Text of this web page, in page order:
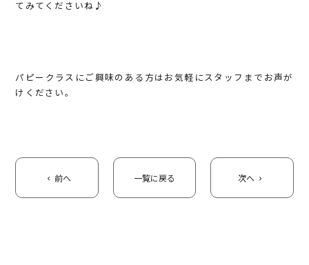
てみてくださいね♪
パピークラスにご興味のある方はお気軽にスタッフまでお声が
けください。
次へ
一覧に戻る
前へ